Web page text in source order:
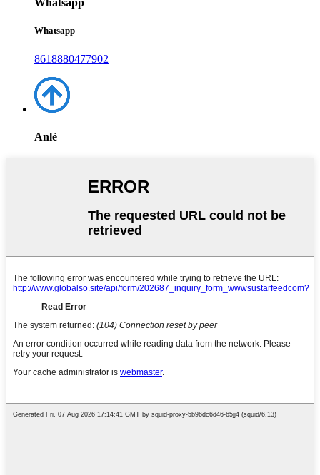
Whatsapp
Whatsapp
8618880477902
Anlè